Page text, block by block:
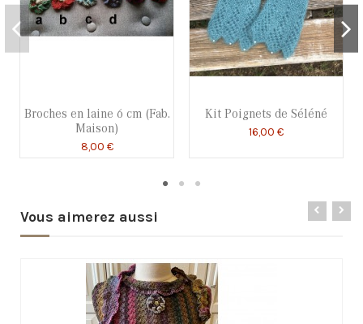
Broches en laine 6 cm (Fab.
Maison)
8,00 €
Kit Poignets de Séléné
16,00 €
Vous aimerez aussi